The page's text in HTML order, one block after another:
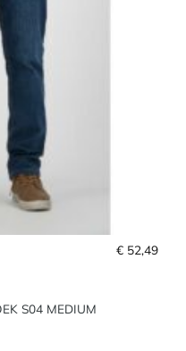
S04 MEDIUM
€ 52,49